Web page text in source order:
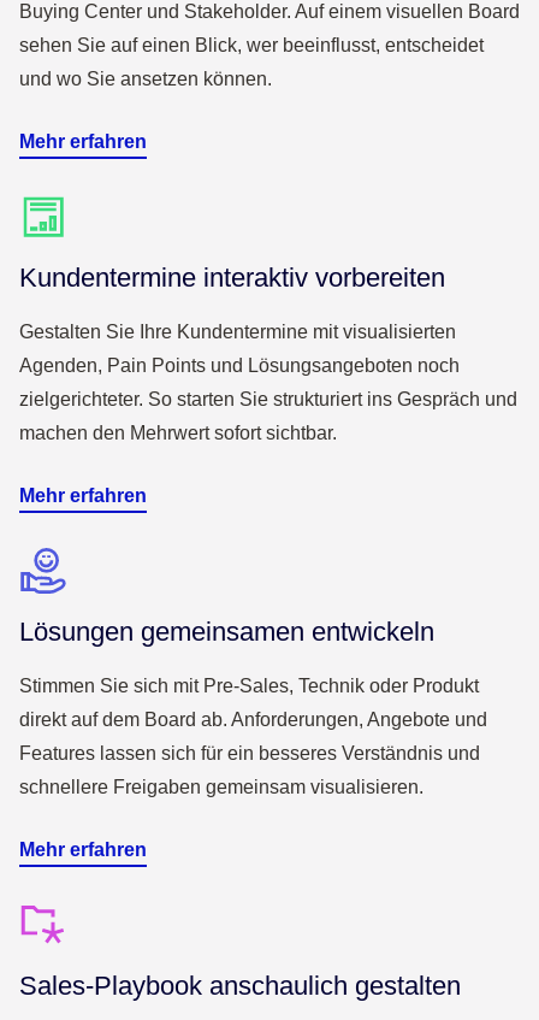
Buying Center und Stakeholder. Auf einem visuellen Board
sehen Sie auf einen Blick, wer beeinflusst, entscheidet
und wo Sie ansetzen können.
Mehr erfahren
Kundentermine interaktiv vorbereiten
Gestalten Sie Ihre Kundentermine mit visualisierten
Agenden, Pain Points und Lösungsangeboten noch
zielgerichteter. So starten Sie strukturiert ins Gespräch und
machen den Mehrwert sofort sichtbar.
Mehr erfahren
Lösungen gemeinsamen entwickeln
Stimmen Sie sich mit Pre-Sales, Technik oder Produkt
direkt auf dem Board ab. Anforderungen, Angebote und
Features lassen sich für ein besseres Verständnis und
schnellere Freigaben gemeinsam visualisieren.
Mehr erfahren
Sales-Playbook anschaulich gestalten